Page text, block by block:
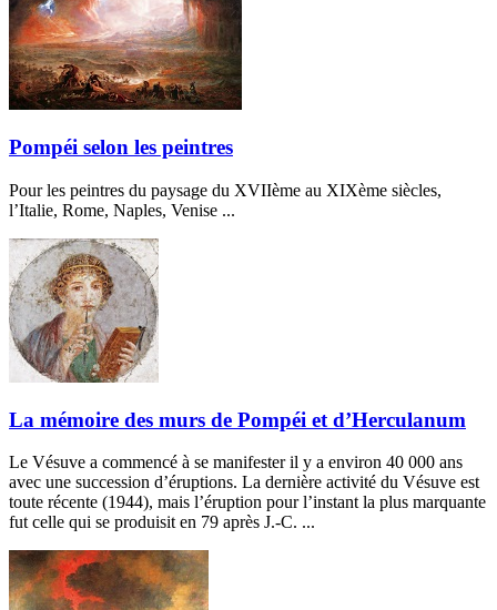
Pompéi selon les peintres
Pour les peintres du paysage du XVIIème au XIXème siècles,
l’Italie, Rome, Naples, Venise ...
La mémoire des murs de Pompéi et d’Herculanum
Le Vésuve a commencé à se manifester il y a environ 40 000 ans
avec une succession d’éruptions. La dernière activité du Vésuve est
toute récente (1944), mais l’éruption pour l’instant la plus marquante
fut celle qui se produisit en 79 après J.-C. ...